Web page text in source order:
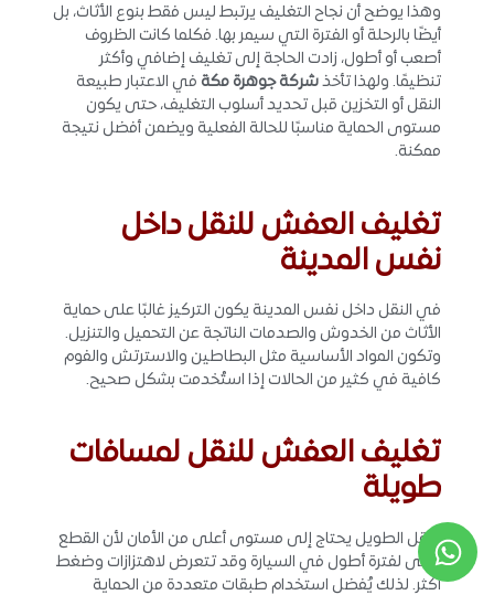
وهذا يوضح أن نجاح التغليف يرتبط ليس فقط بنوع الأثاث، بل
أيضًا بالرحلة أو الفترة التي سيمر بها. فكلما كانت الظروف
أصعب أو أطول، زادت الحاجة إلى تغليف إضافي وأكثر
تنظيمًا. ولهذا تأخذشركة جوهرة مكة في الاعتبار طبيعة
النقل أو التخزين قبل تحديد أسلوب التغليف، حتى يكون
مستوى الحماية مناسبًا للحالة الفعلية ويضمن أفضل نتيجة
ممكنة.
تغليف العفش للنقل داخل
نفس المدينة
في النقل داخل نفس المدينة يكون التركيز غالبًا على حماية
الأثاث من الخدوش والصدمات الناتجة عن التحميل والتنزيل.
وتكون المواد الأساسية مثل البطاطين والاسترتش والفوم
كافية في كثير من الحالات إذا استُخدمت بشكل صحيح.
تغليف العفش للنقل لمسافات
طويلة
النقل الطويل يحتاج إلى مستوى أعلى من الأمان لأن القطع
تبقى لفترة أطول في السيارة وقد تتعرض لاهتزازات وضغط
أكثر. لذلك يُفضل استخدام طبقات متعددة من الحماية